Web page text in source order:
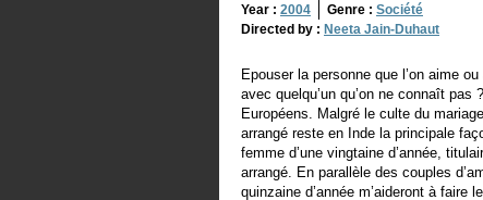
Year : 2004 Genre : Société
Directed by : Neeta Jain-Duhaut
Epouser la personne que l’on aime
avec quelqu’un qu’on ne connaît pas
Européens. Malgré le culte du
arrangé reste en Inde la principale
femme d’une vingtaine d’année,
arrangé. En parallèle des couples
quinzaine d’année m’aideront à